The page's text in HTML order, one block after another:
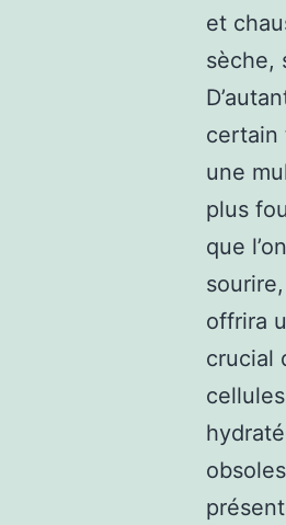
et
sèche,
certain
une
plus
que
offrira
crucial